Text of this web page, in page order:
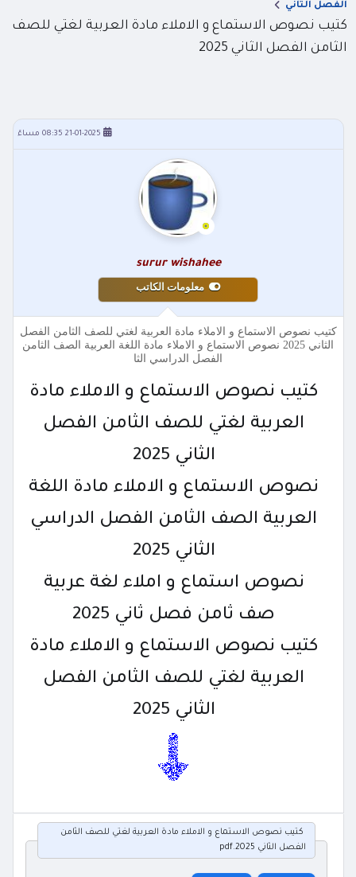
الفصل الثاني
كتيب نصوص الاستماع و الاملاء مادة العربية لغتي للصف
الثامن الفصل الثاني 2025
21-01-2025 08:35 مساءً
surur wishahee
معلومات الكاتب
كتيب نصوص الاستماع و الاملاء مادة العربية لغتي للصف الثامن الفصل
الثاني 2025 نصوص الاستماع و الاملاء مادة اللغة العربية الصف الثامن
الفصل الدراسي الثا
كتيب نصوص الاستماع و الاملاء مادة
العربية لغتي للصف الثامن الفصل
الثاني 2025
نصوص الاستماع و الاملاء مادة اللغة
العربية الصف الثامن الفصل الدراسي
الثاني 2025
نصوص استماع و املاء لغة عربية
صف ثامن فصل ثاني 2025
كتيب نصوص الاستماع و الاملاء مادة
العربية لغتي للصف الثامن الفصل
الثاني 2025
كتيب نصوص الاستماع و الاملاء مادة العربية لغتي للصف الثامن
الفصل الثاني 2025.pdf